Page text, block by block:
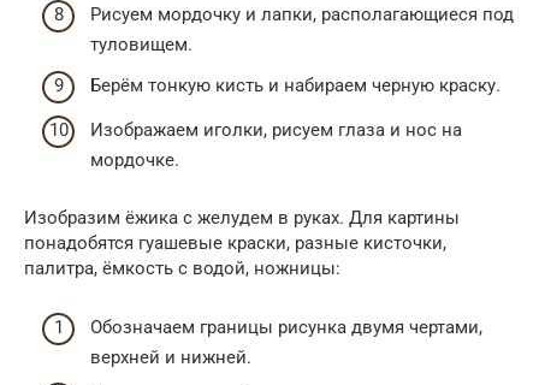
Рисуем мордочку и лапки, располагающиеся под
туловищем.
Берём тонкую кисть и набираем черную краску.
Изображаем иголки, рисуем глаза и нос на
мордочке.
Изобразим ёжика с желудем в руках. Для картины
понадобятся гуашевые краски, разные кисточки,
палитра, ёмкость с водой, ножницы:
Обозначаем границы рисунка двумя чертами,
верхней и нижней.